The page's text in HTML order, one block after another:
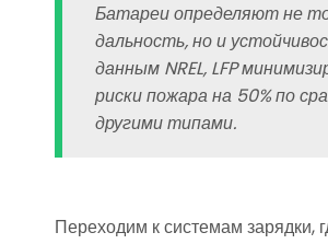
Батареи определяют не
дальность, но и
данным NREL, LFP
риски пожара на 50% по
другими типами.
Переходим к системам зарядки,